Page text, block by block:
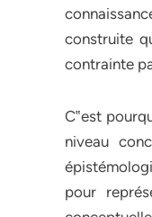
construite
contrainte
C‟est
niveau
pour